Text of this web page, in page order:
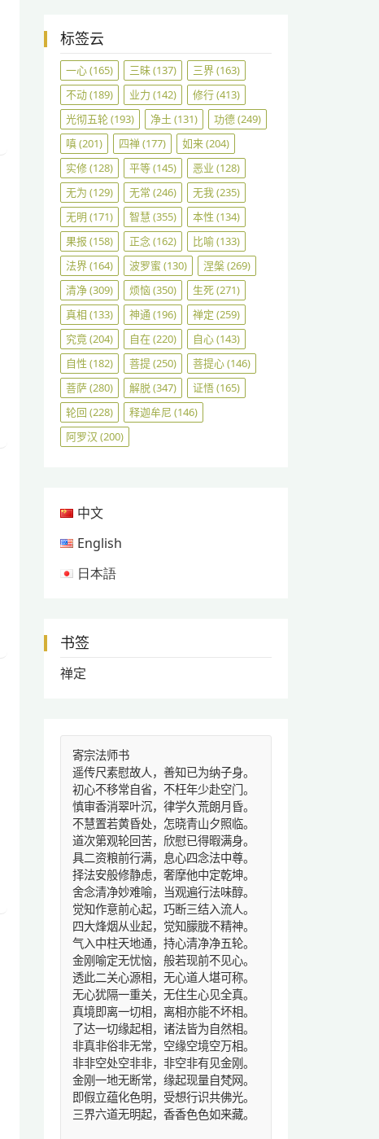
标签云
一心(165) 三昧(137) 三界(163)
不动(189) 业力 (142) 修行(413)
光彻五轮(193) 净土 (131) 功德(249)
嗔(201) 四禅(177) 如来(204)
实修(128) 平等(145) 恶业 (128)
无为 (129) 无常 (246) 无我(235)
无明 (171) 智慧 (355) 本性 (134)
果报 (158) 正念(162) 比喻(133)
法界(164) 波罗蜜 (130) 涅槃(269)
清净(309) 烦恼(350) 生死(271)
真相 (133) 神通 (196) 禅定 (259)
究竟(204) 自在(220) 自心(143)
自性 (182) 菩提(250) 菩提心(146)
菩萨(280) 解脱(347) 证悟(165)
轮回 (228) 释迦牟尼 (146)
阿罗汉 (200)
中文
English
日本語
书签
禅定
寄宗法师书
遥传尺素慰故人，善知已为纳子身。
初心不移常自省，不枉年少赴空门。
慎审香消翠叶沉，律学久荒朗月昏。
不慧置若黄昏处，怎晓青山夕照临。
道次第观轮回苦，欣慰已得暇满身。
具二资粮前行满，息心四念法中尊。
择法安般修静虑，奢摩他中定乾坤。
舍念清净妙难喻，当观遍行法味醇。
觉知作意前心起，巧断三结入流人。
四大烽烟从业起，觉知朦胧不精神。
气入中柱天地通，持心清净净五轮。
金刚喻定无忧恼，般若现前不见心。
透此二关心源相，无心道人堪可称。
无心犹隔一重关，无住生心见全真。
真境即离一切相，离相亦能不坏相。
了达一切缘起相，诸法皆为自然相。
非真非俗非无常，空缘空境空万相。
非非空处空非非，非空非有见金刚。
金刚一地无断常，缘起现量自梵网。
即假立蕴化色明，受想行识共佛光。
三界六道无明起，香香色色如来藏。